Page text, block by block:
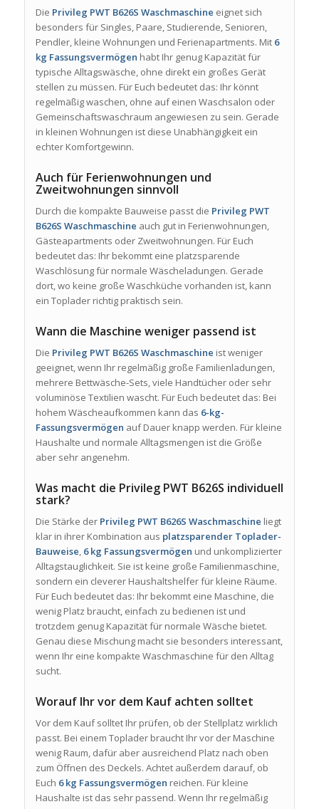
Die Privileg PWT B626S Waschmaschine eignet sich
besonders für Singles, Paare, Studierende, Senioren,
Pendler, kleine Wohnungen und Ferienapartments. Mit 6
kg Fassungsvermögen habt Ihr genug Kapazität für
typische Alltagswäsche, ohne direkt ein großes Gerät
stellen zu müssen. Für Euch bedeutet das: Ihr könnt
regelmäßig waschen, ohne auf einen Waschsalon oder
Gemeinschaftswaschraum angewiesen zu sein. Gerade
in kleinen Wohnungen ist diese Unabhängigkeit ein
echter Komfortgewinn.
Auch für Ferienwohnungen und
Zweitwohnungen sinnvoll
Durch die kompakte Bauweise passt die Privileg PWT
B626S Waschmaschine auch gut in Ferienwohnungen,
Gästeapartments oder Zweitwohnungen. Für Euch
bedeutet das: Ihr bekommt eine platzsparende
Waschlösung für normale Wäscheladungen. Gerade
dort, wo keine große Waschküche vorhanden ist, kann
ein Toplader richtig praktisch sein.
Wann die Maschine weniger passend ist
Die Privileg PWT B626S Waschmaschine ist weniger
geeignet, wenn Ihr regelmäßig große Familienladungen,
mehrere Bettwäsche-Sets, viele Handtücher oder sehr
voluminöse Textilien wascht. Für Euch bedeutet das: Bei
hohem Wäscheaufkommen kann das 6-kg-
Fassungsvermögen auf Dauer knapp werden. Für kleine
Haushalte und normale Alltagsmengen ist die Größe
aber sehr angenehm.
Was macht die Privileg PWT B626S individuell
stark?
Die Stärke der Privileg PWT B626S Waschmaschine liegt
klar in ihrer Kombination aus platzsparender Toplader-
Bauweise, 6 kg Fassungsvermögen und unkomplizierter
Alltagstauglichkeit. Sie ist keine große Familienmaschine,
sondern ein cleverer Haushaltshelfer für kleine Räume.
Für Euch bedeutet das: Ihr bekommt eine Maschine, die
wenig Platz braucht, einfach zu bedienen ist und
trotzdem genug Kapazität für normale Wäsche bietet.
Genau diese Mischung macht sie besonders interessant,
wenn Ihr eine kompakte Waschmaschine für den Alltag
sucht.
Worauf Ihr vor dem Kauf achten solltet
Vor dem Kauf solltet Ihr prüfen, ob der Stellplatz wirklich
passt. Bei einem Toplader braucht Ihr vor der Maschine
wenig Raum, dafür aber ausreichend Platz nach oben
zum Öffnen des Deckels. Achtet außerdem darauf, ob
Euch 6 kg Fassungsvermögen reichen. Für kleine
Haushalte ist das sehr passend. Wenn Ihr regelmäßig